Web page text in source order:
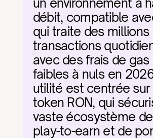
un environnement à
débit, compatible
qui traite des millions
transactions
avec des frais de gas
faibles à nuls en
utilité est centrée sur
token RON, qui
vaste écosystème
play-to-earn et de